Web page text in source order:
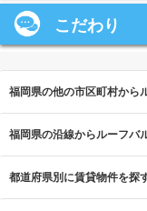
こだわり
福岡県の他の市区町村から
福岡県の沿線からルーフバ
都道府県別に賃貸物件を探